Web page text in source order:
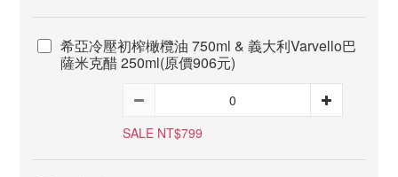
希亞冷壓初榨橄欖油 750ml & 義大利Varvello巴
薩米克醋 250ml(原價906元)
SALE NT$799